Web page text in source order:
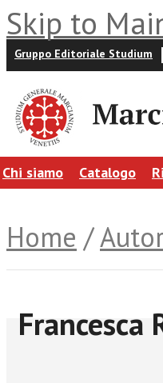
Skip to
Gruppo Editoriale Studium
Chi siamo Catalogo
Home /
Francesca